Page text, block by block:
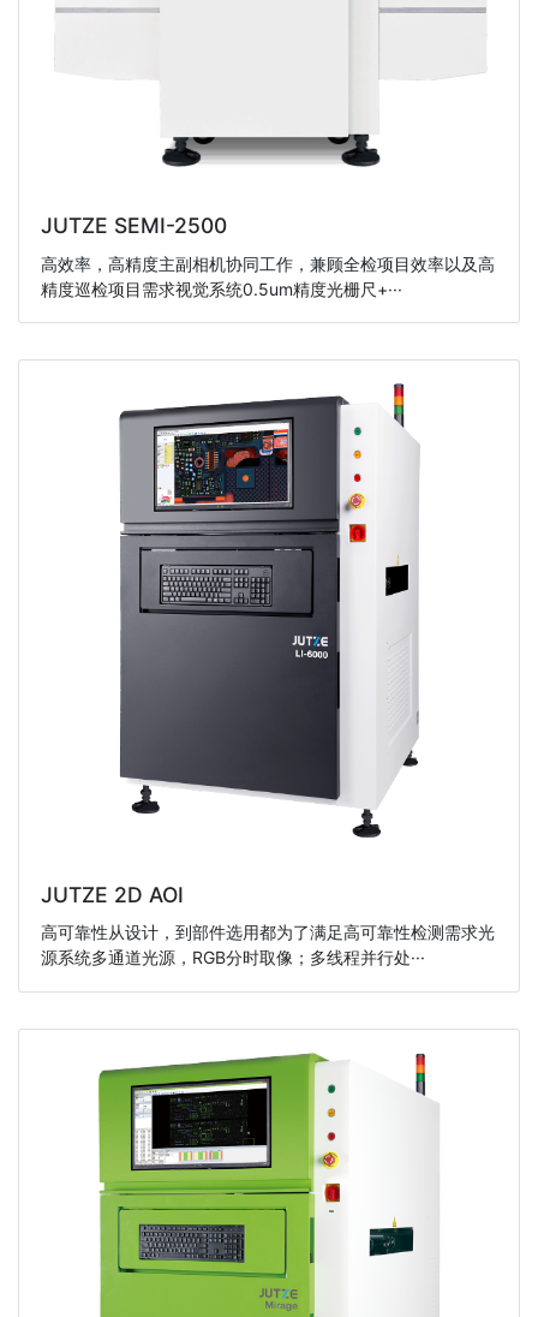
JUTZE SEMI-2500
高效率，高精度主副相机协同工作，兼顾全检项目效率以及高
精度巡检项目需求视觉系统0.5um精度光栅尺+···
JUTZE 2D AOI
高可靠性从设计，到部件选用都为了满足高可靠性检测需求光
源系统多通道光源，RGB分时取像；多线程并行处···